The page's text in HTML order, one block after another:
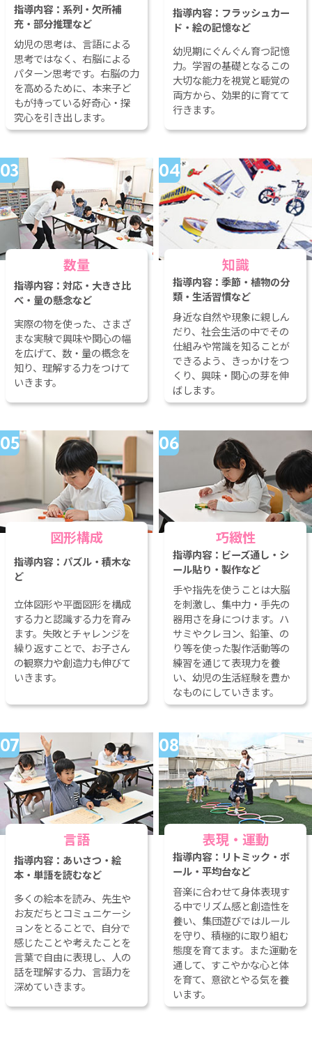
幼児の思考は、言語による
思考ではなく、右脳による
パターン思考です。右脳の力
を高めるために、本来子ど
もが持っている好奇心・探
究心を引き出します。
幼児期にぐんぐん育つ記憶
力。学習の基礎となるこの
大切な能力を視覚と聴覚の
両方から、効果的に育てて
行きます。
数量
実際の物を使った、さまざ
まな実験で興味や関心の幅
を広げて、数・量の概念を
知り、理解する力をつけて
いきます。
知識
身近な自然や現象に親しん
だり、社会生活の中でその
仕組みや常識を知ることが
できるよう、きっかけをつ
くり、興味・関心の芽を伸
ばします。
図形構成
立体図形や平面図形を構成
する力と認識する力を育み
ます。失敗とチャレンジを
繰り返すことで、お子さん
の観察力や創造力も伸びて
いきます。
巧緻性
手や指先を使うことは大脳
を刺激し、集中力・手先の
器用さを身につけます。ハ
サミやクレヨン、鉛筆、の
り等を使った製作活動等の
練習を通じて表現力を養
い、幼児の生活経験を豊か
なものにしていきます。
言語
多くの絵本を読み、先生や
お友だちとコミュニケーシ
ョンをとることで、自分で
感じたことや考えたことを
言葉で自由に表現し、人の
話を理解する力、言語力を
深めていきます。
表現・運動
音楽に合わせて身体表現す
る中でリズム感と創造性を
養い、集団遊びではルール
を守り、積極的に取り組む
態度を育てます。また運動を
通して、すこやかな心と体
を育て、意欲とやる気を養
います。